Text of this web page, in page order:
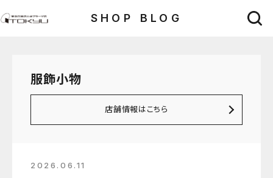
SHOP BLOG
服飾小物
店舗情報はこちら
2026.06.11